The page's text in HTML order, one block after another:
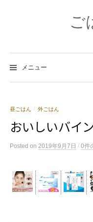
ス
キ
プ
ご
メニュー
昼ごはん / 外ごはん
おいしいバイ
Posted on 2019年9月7日 / 0件